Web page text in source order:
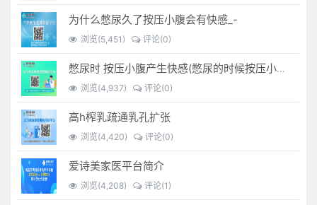
为什么憋尿久了按压小腹会有快感_-
浏览(5,451) 评论(0)
憋尿时 按压小腹产生快感(憋尿的时候按压小腹是什么感觉)
浏览(4,937) 评论(0)
高h榨乳疏通乳孔扩张
浏览(4,420) 评论(0)
爱诗美家医平台简介
浏览(4,208) 评论(1)